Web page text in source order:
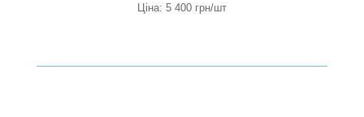
Ціна: 5 400 грн/шт